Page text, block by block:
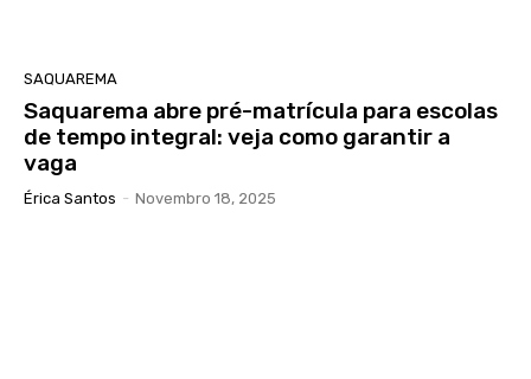
SAQUAREMA
Saquarema abre pré-matrícula para escolas
de tempo integral: veja como garantir a
vaga
Érica Santos - Novembro 18, 2025